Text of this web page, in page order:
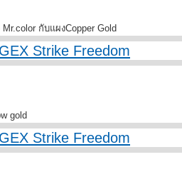
ก้าอี้ส่วนที่ไม่ได้ใช้ มาติดเสริมตามตำแหน่งใ
ะจุดที่เจาะ STEP สำหรับปืนข้างลำตัวด้าน
กับแผงCopper Gold
gold